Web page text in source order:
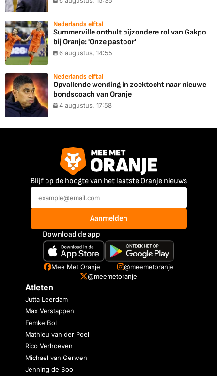
Nederlands elftal
Summerville onthult bijzondere rol van Gakpo
bij Oranje: 'Onze pastoor'
6 augustus, 14:55
Nederlands elftal
Opvallende wending in zoektocht naar nieuwe
bondscoach van Oranje
4 augustus, 17:58
Blijf op de hoogte van het laatste Oranje nieuws
Aanmelden
Download de app
Mee Met Oranje
@meemetoranje
@meemetoranje
Atleten
Jutta Leerdam
Max Verstappen
Femke Bol
Mathieu van der Poel
Rico Verhoeven
Michael van Gerwen
Jenning de Boo